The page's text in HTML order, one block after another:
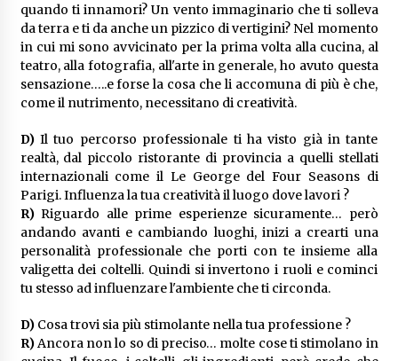
quando ti innamori? Un vento immaginario che ti solleva
da terra e ti da anche un pizzico di vertigini? Nel momento
in cui mi sono avvicinato per la prima volta alla cucina, al
teatro, alla fotografia, all'arte in generale, ho avuto questa
sensazione…..e forse la cosa che li accomuna di più è che,
come il nutrimento, necessitano di creatività.
D)Il tuo percorso professionale ti ha visto già in tante
realtà, dal piccolo ristorante di provincia a quelli stellati
internazionali come il Le George del Four Seasons di
Parigi. Influenza la tua creatività il luogo dove lavori ?
R)Riguardo alle prime esperienze sicuramente… però
andando avanti e cambiando luoghi, inizi a crearti una
personalità professionale che porti con te insieme alla
valigetta dei coltelli. Quindi si invertono i ruoli e cominci
tu stesso ad influenzare l'ambiente che ti circonda.
D)Cosa trovi sia più stimolante nella tua professione ?
R)Ancora non lo so di preciso… molte cose ti stimolano in